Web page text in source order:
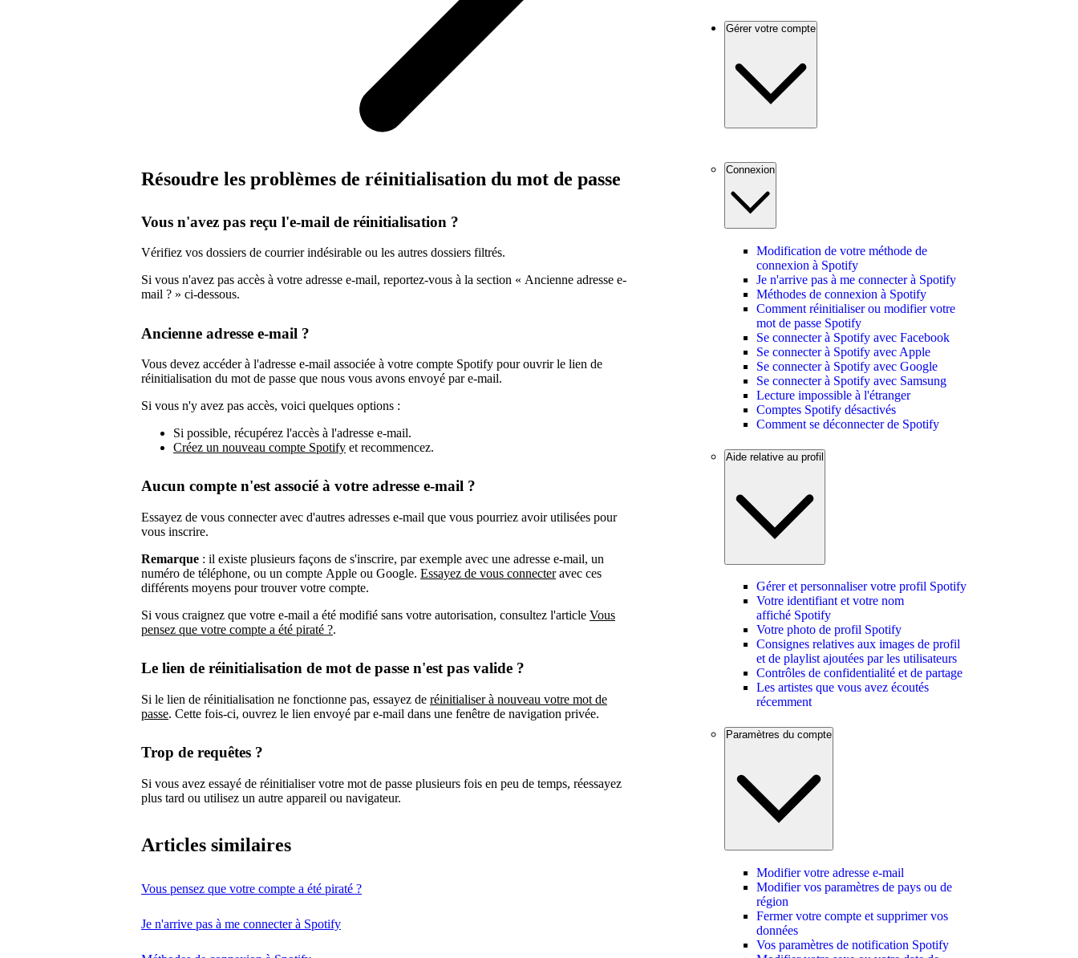
Résoudre les problèmes de réinitialisation du mot de passe
Vous n'avez pas reçu l'e-mail de réinitialisation ?
Vérifiez vos dossiers de courrier indésirable ou les autres dossiers filtrés.
Si vous n'avez pas accès à votre adresse e-mail, reportez-vous à la section « Ancienne adresse e-
mail ? » ci-dessous.
Ancienne adresse e-mail ?
Vous devez accéder à l'adresse e-mail associée à votre compte Spotify pour ouvrir le lien de
réinitialisation du mot de passe que nous vous avons envoyé par e-mail.
Si vous n'y avez pas accès, voici quelques options :
Si possible, récupérez l'accès à l'adresse e-mail.
Créez un nouveau compte Spotify et recommencez.
Aucun compte n'est associé à votre adresse e-mail ?
Essayez de vous connecter avec d'autres adresses e-mail que vous pourriez avoir utilisées pour
vous inscrire.
Remarque : il existe plusieurs façons de s'inscrire, par exemple avec une adresse e-mail, un
numéro de téléphone, ou un compte Apple ou Google. Essayez de vous connecteravec ces
différents moyens pour trouver votre compte.
Si vous craignez que votre e-mail a été modifié sans votre autorisation, consultez l'article Vous
pensez que votre compte a été piraté ?.
Le lien de réinitialisation de mot de passe n'est pas valide ?
Si le lien de réinitialisation ne fonctionne pas, essayez de réinitialiser à nouveau votre mot de
passe. Cette fois-ci, ouvrez le lien envoyé par e-mail dans une fenêtre de navigation privée.
Trop de requêtes ?
Si vous avez essayé de réinitialiser votre mot de passe plusieurs fois en peu de temps, réessayez
plus tard ou utilisez un autre appareil ou navigateur.
Articles similaires
Vous pensez que votre compte a été piraté ?
Je n'arrive pas à me connecter à Spotify
Gérer votre compte
Connexion
Modification de votre méthode de
connexion à Spotify
Je n'arrive pas à me connecter à Spotify
Méthodes de connexion à Spotify
Comment réinitialiser ou modifier votre
mot de passe Spotify
Se connecter à Spotify avec Facebook
Se connecter à Spotify avec Apple
Se connecter à Spotify avec Google
Se connecter à Spotify avec Samsung
Lecture impossible à l'étranger
Comptes Spotify désactivés
Comment se déconnecter de Spotify
Aide relative au profil
Gérer et personnaliser votre profil Spotify
Votre identifiant et votre nom
affiché Spotify
Votre photo de profil Spotify
Consignes relatives aux images de profil
et de playlist ajoutées par les utilisateurs
Contrôles de confidentialité et de partage
Les artistes que vous avez écoutés
récemment
Paramètres du compte
Modifier votre adresse e-mail
Modifier vos paramètres de pays ou de
région
Fermer votre compte et supprimer vos
données
Vos paramètres de notification Spotify